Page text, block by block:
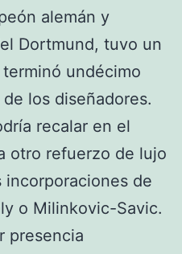
alemán y
Dortmund, tuvo un
undécimo
los diseñadores.
recalar en el
otro refuerzo de lujo
incorporaciones de
o Milinkovic-Savic.
presencia